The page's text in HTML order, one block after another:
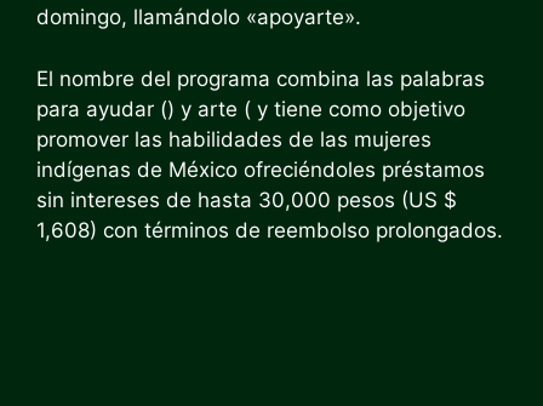
domingo, llamándolo «apoyarte».
El nombre del programa combina las palabras
para ayudar () y arte ( y tiene como objetivo
promover las habilidades de las mujeres
indígenas de México ofreciéndoles préstamos
sin intereses de hasta 30,000 pesos (US $
1,608) con términos de reembolso prolongados.